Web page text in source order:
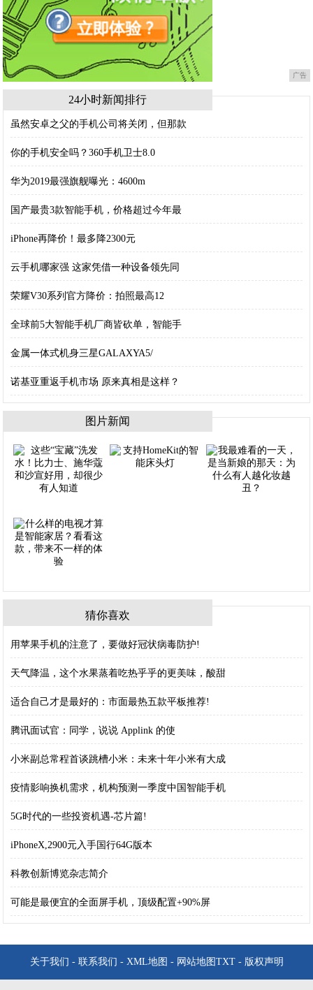
广告
24小时新闻排行
虽然安卓之父的手机公司将关闭，但那款
你的手机安全吗？360手机卫士8.0
华为2019最强旗舰曝光：4600m
国产最贵3款智能手机，价格超过今年最
iPhone再降价！最多降2300元
云手机哪家强 这家凭借一种设备领先同
荣耀V30系列官方降价：拍照最高12
全球前5大智能手机厂商皆砍单，智能手
金属一体式机身三星GALAXYA5/
诺基亚重返手机市场 原来真相是这样？
图片新闻
猜你喜欢
用苹果手机的注意了，要做好冠状病毒防护!
天气降温，这个水果蒸着吃热乎乎的更美味，酸甜
适合自己才是最好的：市面最热五款平板推荐!
腾讯面试官：同学，说说 Applink 的使
小米副总常程首谈跳槽小米：未来十年小米有大成
疫情影响换机需求，机构预测一季度中国智能手机
5G时代的一些投资机遇-芯片篇!
iPhoneX,2900元入手国行64G版本
科教创新博览杂志简介
可能是最便宜的全面屏手机，顶级配置+90%屏
关于我们 - 联系我们 - XML地图 - 网站地图 TXT- 版权声明